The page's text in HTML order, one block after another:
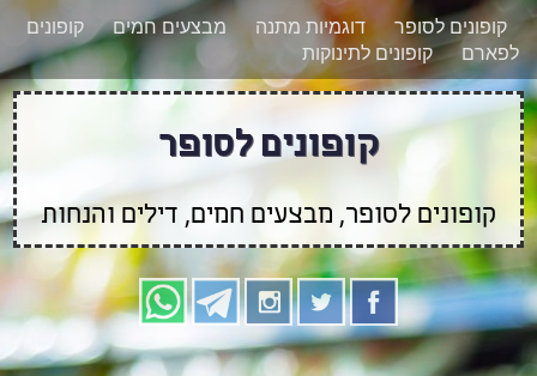
רוצים להישאר מעודכנים לגבי קופונים חדשים?
הצטרפו אלינו גם
בוואטסאפ
קופונים לסופר דוגמיות מתנה מבצעים חמים
קופונים
לפארם
קופונים לתינוקות
קופונים לסופר
קופונים לסופר, מבצעים חמים, דילים והנחות